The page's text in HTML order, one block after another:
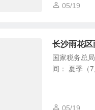
05/19
长沙雨花
国家税务总
间： 夏季（
05/19